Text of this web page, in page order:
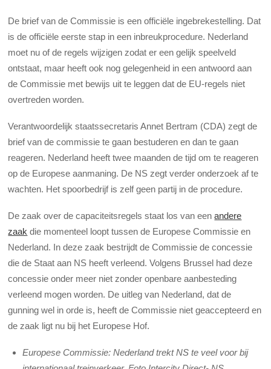
De brief van de Commissie is een officiële ingebrekestelling. Dat
is de officiële eerste stap in een inbreukprocedure. Nederland
moet nu of de regels wijzigen zodat er een gelijk speelveld
ontstaat, maar heeft ook nog gelegenheid in een antwoord aan
de Commissie met bewijs uit te leggen dat de EU-regels niet
overtreden worden.
Verantwoordelijk staatssecretaris Annet Bertram (CDA) zegt de
brief van de commissie te gaan bestuderen en dan te gaan
reageren. Nederland heeft twee maanden de tijd om te reageren
op de Europese aanmaning. De NS zegt verder onderzoek af te
wachten. Het spoorbedrijf is zelf geen partij in de procedure.
De zaak over de capaciteitsregels staat los van eenandere
zaak die momenteel loopt tussen de Europese Commissie en
Nederland. In deze zaak bestrijdt de Commissie de concessie
die de Staat aan NS heeft verleend. Volgens Brussel had deze
concessie onder meer niet zonder openbare aanbesteding
verleend mogen worden. De uitleg van Nederland, dat de
gunning wel in orde is, heeft de Commissie niet geaccepteerd en
de zaak ligt nu bij het Europese Hof.
Europese Commissie: Nederland trekt NS te veel voor bij